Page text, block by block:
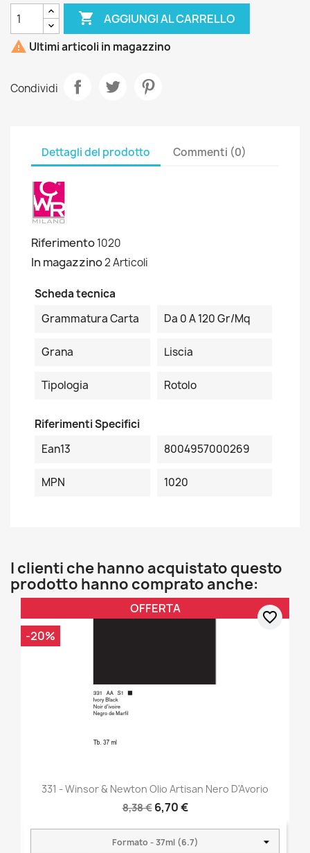
 AGGIUNGI AL CARRELLO
 Ultimi articoli in magazzino
Condividi
Dettagli del prodotto Commenti (0)
Riferimento1020
In magazzino2 Articoli
Scheda tecnica
Grammatura Carta
Da 0 A 120 Gr/mq
Grana Liscia
Tipologia Rotolo
Riferimenti Specifici
Ean13
8004957000269
MPN 1020
I clienti che hanno acquistato questo
prodotto hanno comprato anche:
331 - Winsor & Newton Olio Artisan Nero D'Avorio
8,38 € 6,70 €
OFFERTA
-20%
favorite_border